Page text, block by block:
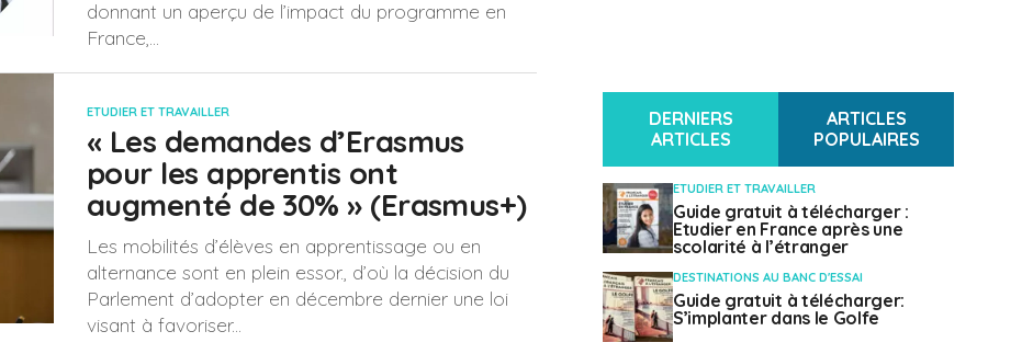
donnant un aperçu de l’impact du programme en
France,...
ETUDIER ET TRAVAILLER
« Les demandes d’Erasmus
pour les apprentis ont
augmenté de 30% » (Erasmus+)
Les mobilités d’élèves en apprentissage ou en
alternance sont en plein essor., d’où la décision du
Parlement d’adopter en décembre dernier une loi
visant à favoriser...
DERNIERS
ARTICLES
ARTICLES
POPULAIRES
ETUDIER ET TRAVAILLER
Guide gratuit à télécharger :
Etudier en France après une
scolarité à l’étranger
DESTINATIONS AU BANC D'ESSAI
Guide gratuit à télécharger:
S’implanter dans le Golfe